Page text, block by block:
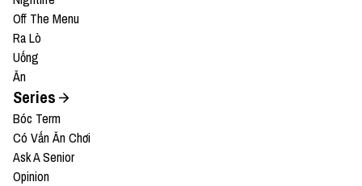
Off The Menu
Ra Lò
Uống
Ăn
Series
Bóc Term
Có Vấn Ăn Chơi
Ask A Senior
Opinion